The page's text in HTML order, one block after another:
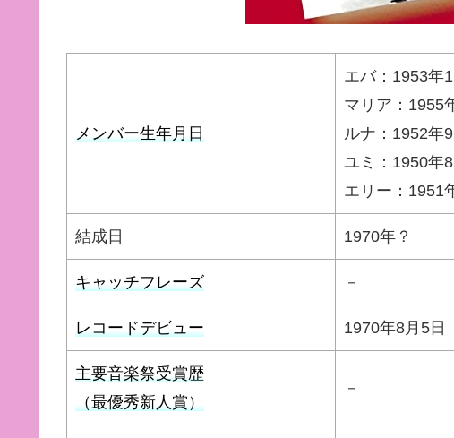
メンバー生年月日
エバ：1953年
マリア：1955
ルナ：1952年
ユミ：1950年
エリー：1951
結成日 1970年？
キャッチフレーズ －
レコードデビュー 1970年8月5日
主要音楽祭受賞歴
（最優秀新人賞）
－